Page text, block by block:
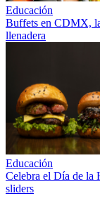
Educación
Buffets en CDMX,
llenadera
Educación
Celebra el Día de la
sliders